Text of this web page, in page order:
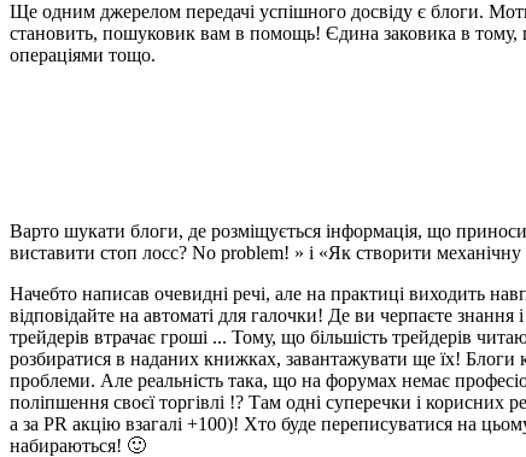
Ще одним джерелом передачі успішного досвіду є блоги.
становить, пошуковик вам в помощь! Єдина заковика в тому,
операціями тощо.
Варто шукати блоги, де розміщується інформація, що
виставити стоп лосс? No problem! » і «Як створити механічну
Начебто написав очевидні речі, але на практиці виходить
відповідайте на автоматі для галочки! Де ви черпаєте
трейдерів втрачає гроші ... Тому, що більшість трейдерів
розбиратися в наданих книжках, завантажувати ще їх!
проблеми. Але реальність така, що на форумах немає
поліпшення своєї торгівлі !? Там одні суперечки і
а за PR акцію взагалі +100)! Хто буде переписуватися на
набираються! 🙂